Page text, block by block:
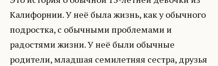
Калифорнии. У неё была жизнь, как у обычного
подростка, с обычными проблемами и
радостями жизни. У неё были обычные
родители, младшая семилетняя сестра, друзья